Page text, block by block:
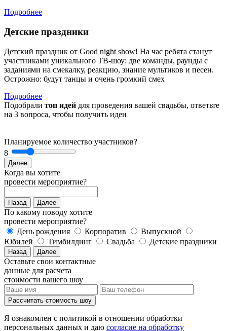
Подробнее
Детские праздники
Детский праздник от Good night show! На час ребята станут
участниками уникального ТВ-шоу: две команды, раунды с
заданиями на смекалку, реакцию, знание мультиков и песен.
Острожно: будут танцы и очень громкий смех
Подробнее
Подобрали топ идей для проведения вашей свадьбы, ответьте
на 3 вопроса, чтобы получить идеи
Планируемое количество участников?
8
Далее
Когда вы хотите
провести мероприятие?
Назад Далее
По какому поводу хотите
провести мероприятие?
День рождения
Корпоратив
Выпускной
Юбилей
Тимбилдинг Свадьба Детские праздники
Назад Далее
Оставьте свои контактные
данные для расчета
стоимости вашего шоу
Рассчитать стоимость шоу
Я ознакомлен с политикой в отношении обработки
персональных данных и даю согласие на обработку